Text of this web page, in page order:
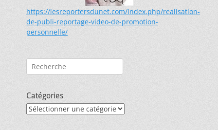
https://lesreportersdunet.com/index.php/realisation-
de-publi-reportage-video-de-promotion-
personnelle/
Rechercher :
Catégories
Catégories